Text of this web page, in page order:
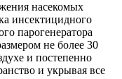
насекомых
инсектицидного
парогенератора
не более 30
и постепенно
и укрывая все